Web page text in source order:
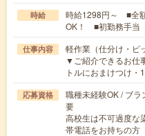
時給
時給1298円～ ■全
OK！ ■初勤務手当
仕事内容
軽作業（仕分け・ピ
▼ご紹介できるお仕
トルにおまけつけ
応募資格
職種未経験OK / ブラ
要
高校生は不可過度な
帯電話をお持ちの方